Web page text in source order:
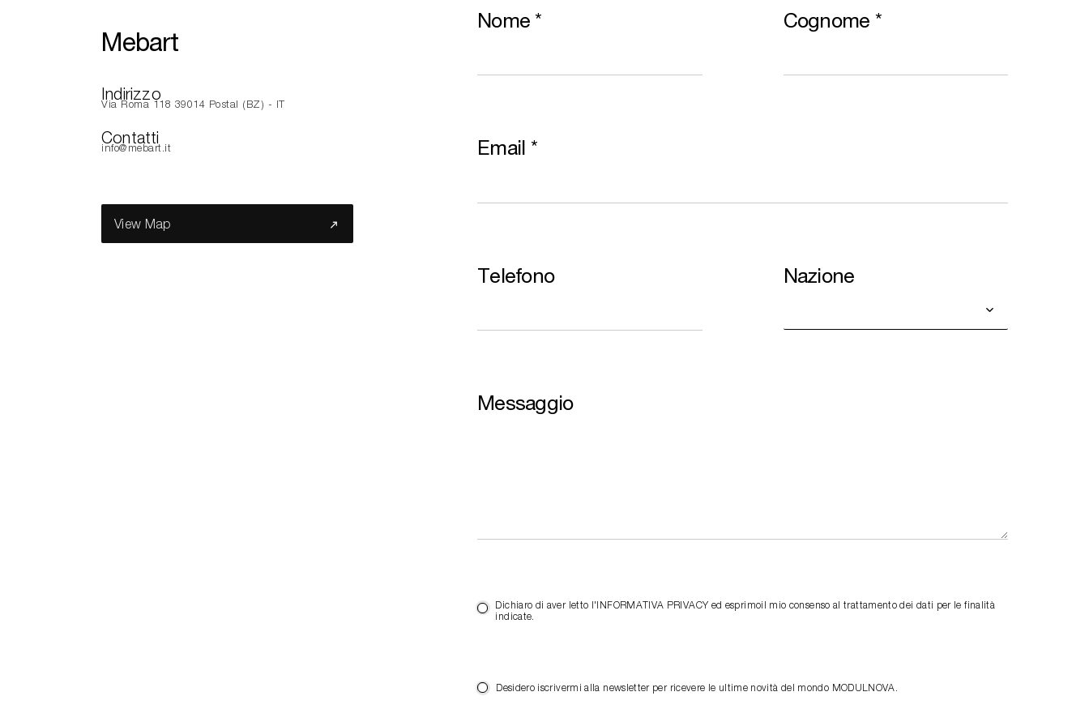
Mebart
Indirizzo
Via Roma 118 39014 Postal (BZ) - IT
Contatti
info@mebart.it
View Map
Nome * Cognome *
Email *
Telefono Nazione
Messaggio
Dichiaro di aver letto l'INFORMATIVA PRIVACY ed esprimoil mio consenso al trattamento dei dati per le finalità
indicate.
Desidero iscrivermi alla newsletter per ricevere le ultime novità del mondo MODULNOVA.